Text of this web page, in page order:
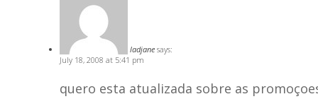
ladjane says:
July 18, 2008 at 5:41 pm
quero esta atualizada sobre as